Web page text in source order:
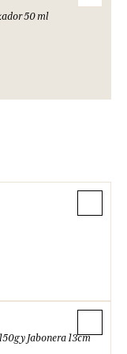
50 ml
y Jabonera 13cm